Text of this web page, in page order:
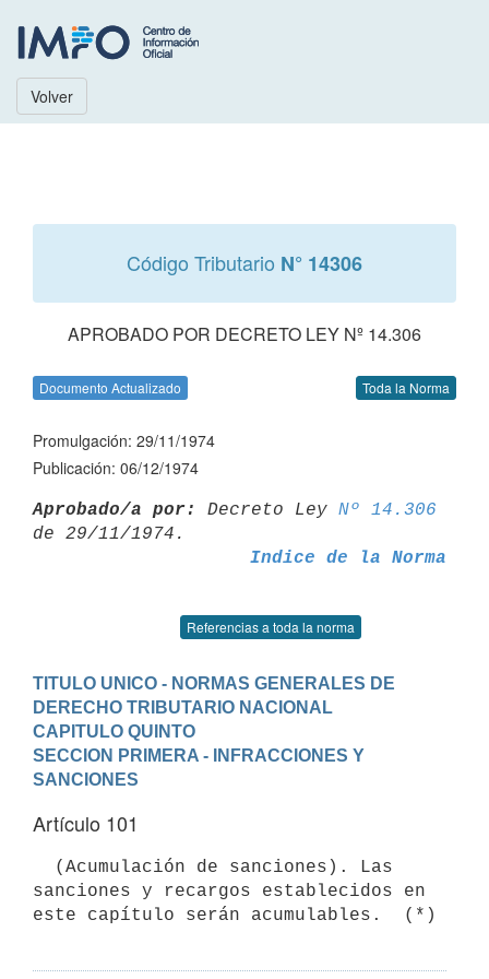
Volver
Código Tributario N° 14306
APROBADO POR DECRETO LEY Nº 14.306
Documento Actualizado Toda la Norma
Promulgación: 29/11/1974
Publicación: 06/12/1974
Aprobado/a por: Decreto Ley Nº 14.306
Indice de la Norma
Referencias a toda la norma
TITULO UNICO - NORMAS GENERALES DE
DERECHO TRIBUTARIO NACIONAL
CAPITULO QUINTO
SECCION PRIMERA - INFRACCIONES Y
SANCIONES
Artículo 101
sanciones y recargos establecidos en